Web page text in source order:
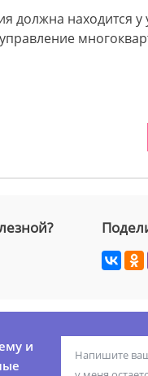
должна находится
управление
и